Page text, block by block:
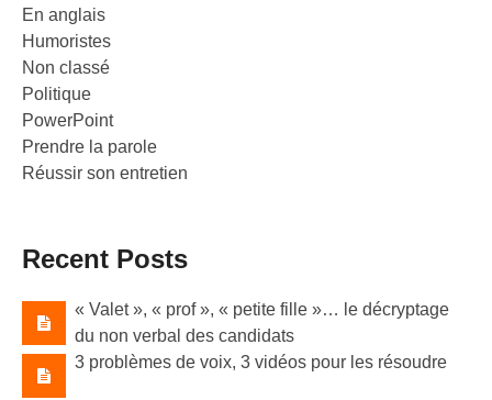
En anglais
Humoristes
Non classé
Politique
PowerPoint
Prendre la parole
Réussir son entretien
Recent Posts
« Valet »​, « prof »​, « petite fille »​… le décryptage
du non verbal des candidats
3 problèmes de voix, 3 vidéos pour les résoudre